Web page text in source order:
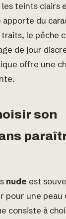
teints clairs
apporte du
traits, le pêche
de jour
offre une
son
nude est
pour une peau
consiste à